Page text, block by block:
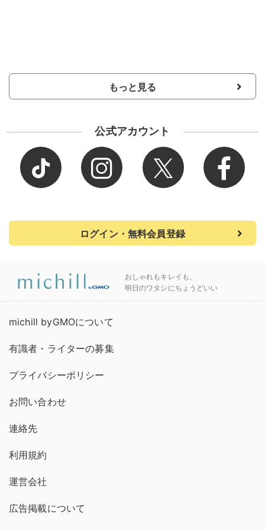
もっと見る
公式アカウント
ログイン・無料会員登録
おしゃれもキレイも、
明日のワタシにちょうどいい
michill byGMOについて
有識者・ライターの募集
プライバシーポリシー
お問い合わせ
連絡先
利用規約
運営会社
広告掲載について